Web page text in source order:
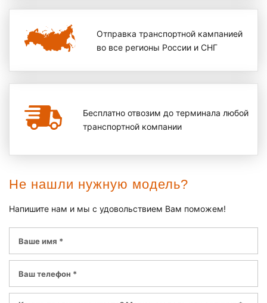
Отправка транспортной кампанией
во все регионы России и СНГ
Бесплатно отвозим до терминала любой
транспортной компании
Не нашли нужную модель?
Напишите нам и мы с удовольствием Вам поможем!